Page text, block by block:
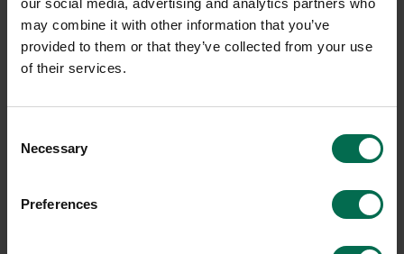
may combine it with other information that you’ve
provided to them or that they’ve collected from your use
of their services.
Selection
Necessary
Preferences